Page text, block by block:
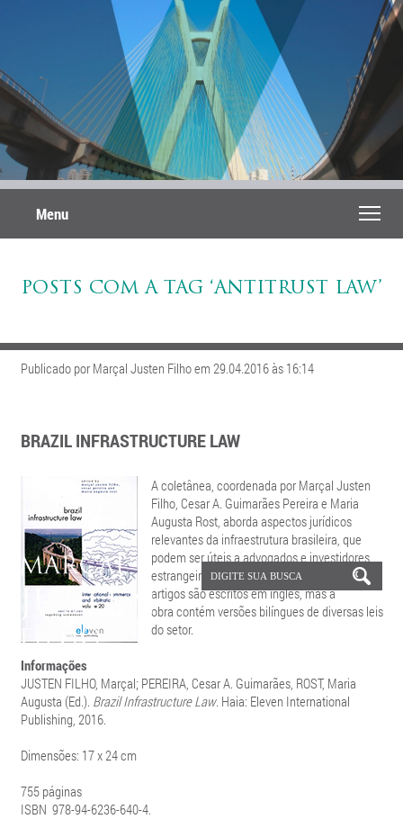
Menu
POSTS COM A TAG ‘ANTITRUST LAW’
Publicado por Marçal Justen Filho em 29.04.2016 às 16:14
BRAZIL INFRASTRUCTURE LAW
A coletânea, coordenada por Marçal Justen
Filho, Cesar A. Guimarães Pereira e Maria
Augusta Rost, aborda aspectos jurídicos
relevantes da infraestrutura brasileira, que
podem ser úteis a advogados e investidores
estrangeiros interessados na área. Os
artigos são escritos em inglês, mas a
obra contém versões bilíngues de diversas leis
do setor.
Informações
JUSTEN FILHO, Marçal; PEREIRA, Cesar A. Guimarães, ROST, Maria
Augusta (Ed.). Brazil Infrastructure Law. Haia: Eleven International
Publishing, 2016.
Dimensões: 17 x 24 cm
755 páginas
ISBN 978-94-6236-640-4.